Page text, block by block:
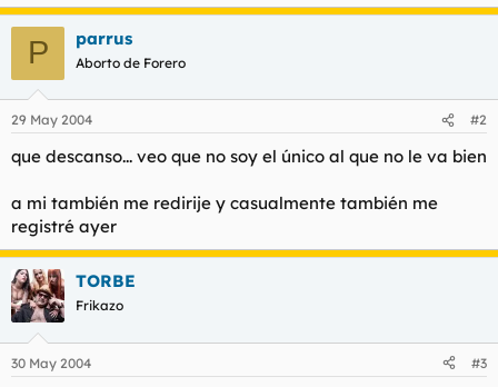
P parrus
Aborto de Forero
29 May 2004 #2
que descanso... veo que no soy el único al que no le va bien
a mi también me redirije y casualmente también me
registré ayer
TORBE
Frikazo
30 May 2004 #3